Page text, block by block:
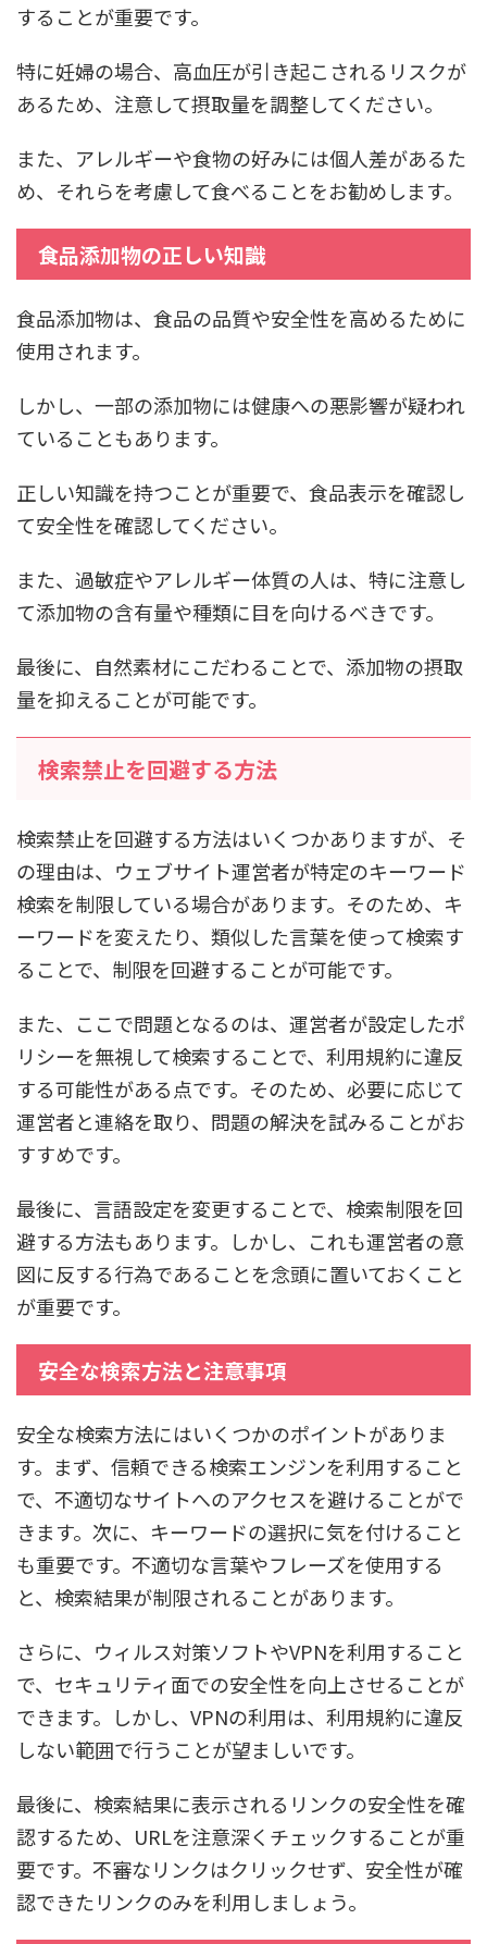
することが重要です。
特に妊婦の場合、高血圧が引き起こされるリスクが
あるため、注意して摂取量を調整してください。
また、アレルギーや食物の好みには個人差があるた
め、それらを考慮して食べることをお勧めします。
食品添加物の正しい知識
食品添加物は、食品の品質や安全性を高めるために
使用されます。
しかし、一部の添加物には健康への悪影響が疑われ
ていることもあります。
正しい知識を持つことが重要で、食品表示を確認し
て安全性を確認してください。
また、過敏症やアレルギー体質の人は、特に注意し
て添加物の含有量や種類に目を向けるべきです。
最後に、自然素材にこだわることで、添加物の摂取
量を抑えることが可能です。
検索禁止を回避する方法
検索禁止を回避する方法はいくつかありますが、そ
の理由は、ウェブサイト運営者が特定のキーワード
検索を制限している場合があります。そのため、キ
ーワードを変えたり、類似した言葉を使って検索す
ることで、制限を回避することが可能です。
また、ここで問題となるのは、運営者が設定したポ
リシーを無視して検索することで、利用規約に違反
する可能性がある点です。そのため、必要に応じて
運営者と連絡を取り、問題の解決を試みることがお
すすめです。
最後に、言語設定を変更することで、検索制限を回
避する方法もあります。しかし、これも運営者の意
図に反する行為であることを念頭に置いておくこと
が重要です。
安全な検索方法と注意事項
安全な検索方法にはいくつかのポイントがありま
す。まず、信頼できる検索エンジンを利用すること
で、不適切なサイトへのアクセスを避けることがで
きます。次に、キーワードの選択に気を付けること
も重要です。不適切な言葉やフレーズを使用する
と、検索結果が制限されることがあります。
さらに、ウィルス対策ソフトやVPNを利用すること
で、セキュリティ面での安全性を向上させることが
できます。しかし、VPNの利用は、利用規約に違反
しない範囲で行うことが望ましいです。
最後に、検索結果に表示されるリンクの安全性を確
認するため、URLを注意深くチェックすることが重
要です。不審なリンクはクリックせず、安全性が確
認できたリンクのみを利用しましょう。